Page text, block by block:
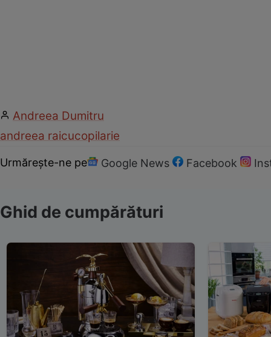
Andreea Dumitru
andreea raicucopilarie
Urmărește-ne pe Google News Facebook
Ghid de cumpărături